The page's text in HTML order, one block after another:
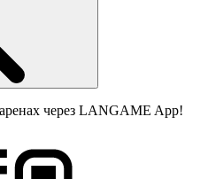
через LANGAME App!